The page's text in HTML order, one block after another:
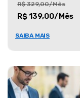
R$ 329,00/Mês
R$ 139,00/Mês
SAIBA MAIS